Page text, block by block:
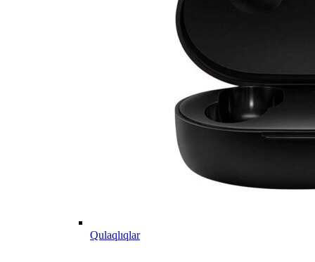
Qulaqlıqlar